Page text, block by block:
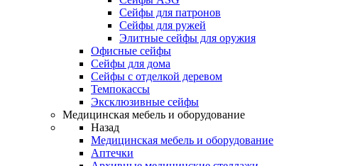
Сейфы для патронов
Сейфы для ружей
Элитные сейфы для оружия
Офисные сейфы
Сейфы для дома
Сейфы с отделкой деревом
Темпокассы
Эксклюзивные сейфы
Медицинская мебель и оборудование
Назад
Медицинская мебель и оборудование
Аптечки